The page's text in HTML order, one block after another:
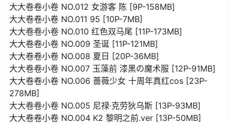
大大卷卷小卷 NO.012 女游客 陈 [9P-158MB]
大大卷卷小卷 NO.011 95 [10P-7MB]
大大卷卷小卷 NO.010 红色双马尾 [11P-173MB]
大大卷卷小卷 NO.009 圣诞 [11P-121MB]
大大卷卷小卷 NO.008 夏日 [20P-36MB]
大大卷卷小卷 NO.007 玉藻前 漆黑の魔术服 [12P-91MB]
大大卷卷小卷 NO.006 蔷薇少女 十周年真红cos [23P-
278MB]
大大卷卷小卷 NO.005 尼禄·克劳狄乌斯 [13P-93MB]
大大卷卷小卷 NO.004 K2 黎明之前.ver [13P-50MB]